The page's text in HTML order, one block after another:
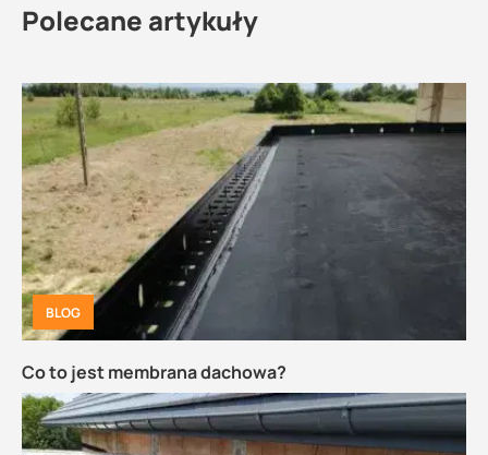
Polecane artykuły
BLOG
Co to jest membrana dachowa?